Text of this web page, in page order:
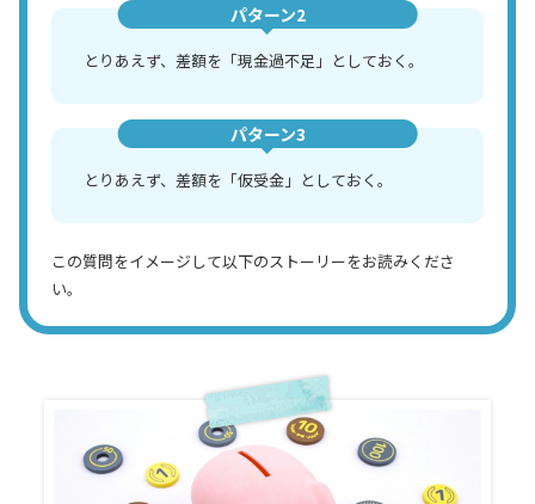
パターン2
とりあえず、差額を「現金過不足」としておく。
パターン3
とりあえず、差額を「仮受金」としておく。
この質問をイメージして以下のストーリーをお読みくださ
い。